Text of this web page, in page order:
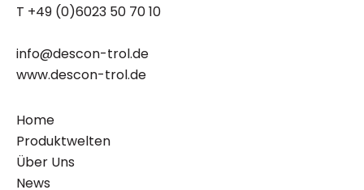
T +49 (0)6023 50 70 10
info@descon-trol.de
www.descon-trol.de
Home
Produktwelten
Über Uns
News